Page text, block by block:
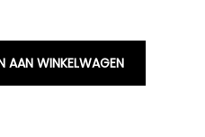
AAN WINKELWAGEN